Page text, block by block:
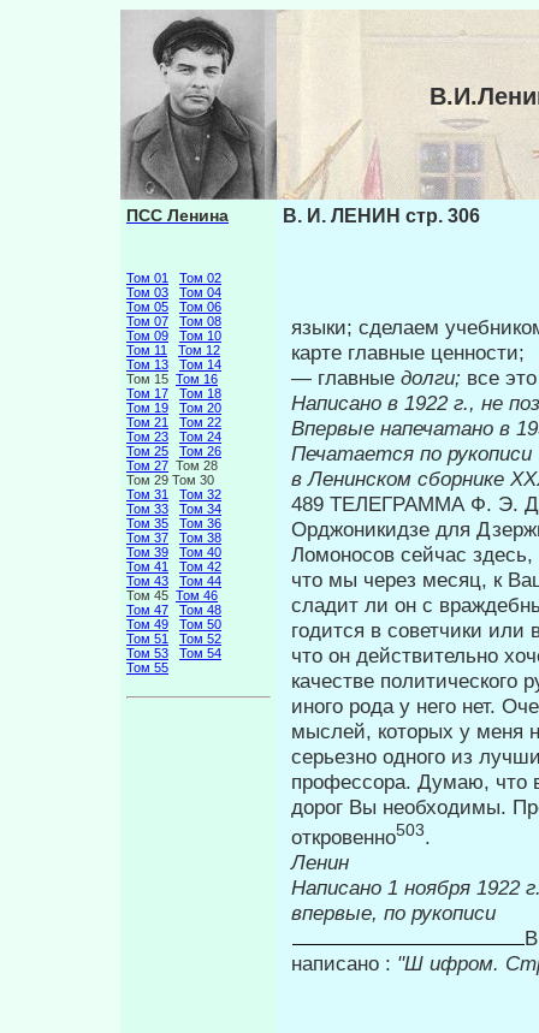
ПСС Ленина
Том 01
Том 02
Том 03
Том 04
Том 05
Том 06
Том 07
Том 08
Том 09
Том 10
Том 11
Том 12
Том 13
Том 14
Том 15 Том 16
Том 17
Том 18
Том 19
Том 20
Том 21
Том 22
Том 23
Том 24
Том 25
Том 26
Том 27 Том 28
Том 29 Том 30
Том 31
Том 32
Том 33
Том 34
Том 35
Том 36
Том 37
Том 38
Том 39
Том 40
Том 41
Том 42
Том 43
Том 44
Том 45 Том 46
Том 47
Том 48
Том 49
Том 50
Том 51
Том 52
Том 53
Том 54
Том 55
В. И. ЛЕНИН стр. 306
языки; сделаем
карте главные ценности;
— главные долги; все
Написано в 1922 г., не
Впервые
Печатается по рукописи
в Ленинском сборнике
489 ТЕЛЕГРАММА Ф. Э.
Орджоникидзе для
Ломоносов сейчас
что мы через месяц, к
сладит ли он с
годится в советчики
что он действительно
качестве политического
иного рода у него нет.
мыслей, которых у меня
серьезно одного из
профес­сора. Думаю, что
дорог Вы необ­ходимы.
откровенно503.
Ленин
Написано 1
впервые, по рукописи
написано : "Ш ифром.